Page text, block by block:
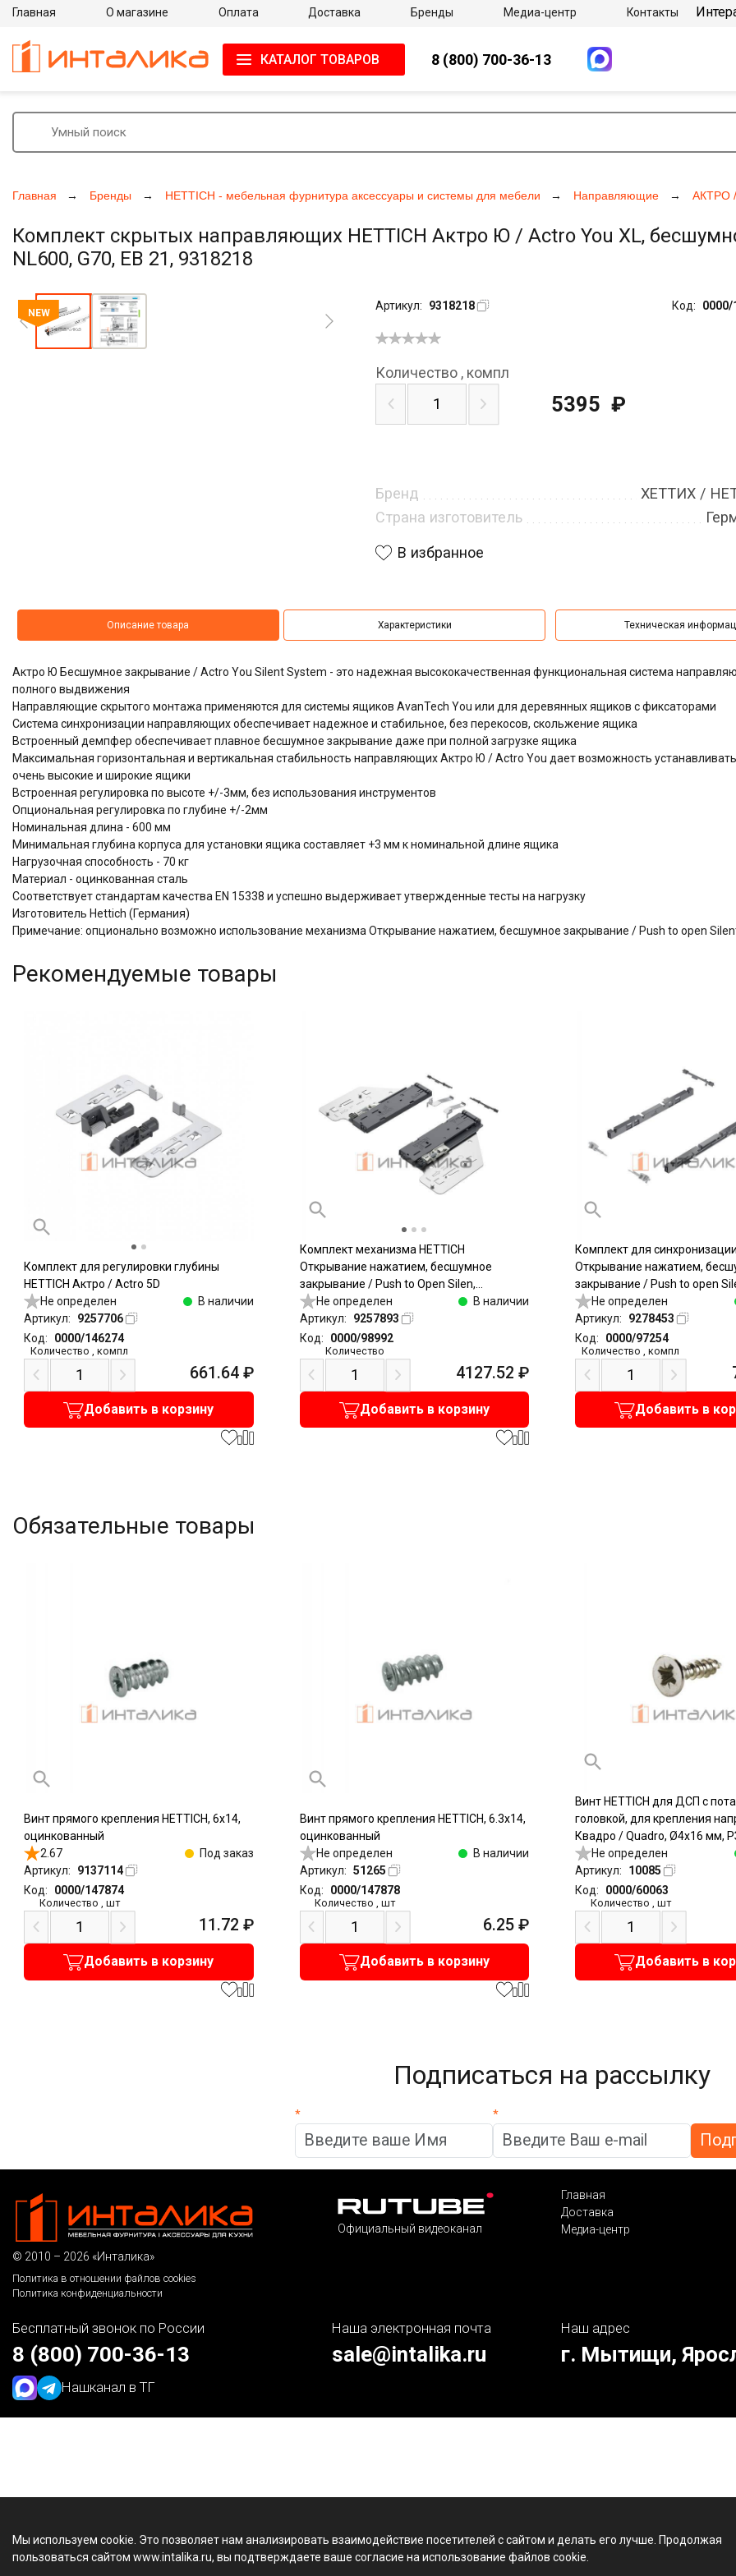
Главная Бренды HETTICH - мебельная фурнитура аксессуары и системы для мебели Направляющие АКТРО
Комплект скрытых направляющих HETTICH Актро Ю / Actro You XL,
NL600, G70, ЕВ 21, 9318218
NEW
Артикул: 9318218 Код: 0000/
Бренд
ХЕТТИХ /
Страна изготовитель
Количество , компл
5395 ₽
В избранное
Описание товара Характеристики Техническая
Актро Ю Бесшумное закрывание / Actro You Silent System - это надежная высококачественная функциональная система
полного выдвижения
Направляющие скрытого монтажа применяются для системы ящиков AvanTech You или для деревянных ящиков с фиксаторами
Система синхронизации направляющих обеспечивает надежное и стабильное, без перекосов, скольжение ящика
Встроенный демпфер обеспечивает плавное бесшумное закрывание даже при полной загрузке ящика
Максимальная горизонтальная и вертикальная стабильность направляющих Актро Ю / Actro You дает возможность
очень высокие и широкие ящики
Встроенная регулировка по высоте +/-3мм, без использования инструментов
Опциональная регулировка по глубине +/-2мм
Номинальная длина - 600 мм
Минимальная глубина корпуса для установки ящика составляет +3 мм к номинальной длине ящика
Нагрузочная способность - 70 кг
Материал - оцинкованная сталь
Соответствует стандартам качества EN 15338 и успешно выдерживает утвержденные тесты на нагрузку
Изготовитель Hettich (Германия)
Примечание: опционально возможно использование механизма Открывание нажатием, бесшумное закрывание / Push to open
Рекомендуемые товары
Комплект для регулировки глубины
HETTICH Актро / Actro 5D
Не определен
В наличии
Артикул:
9257706
Код:
0000/146274
Количество ,компл
661.64 ₽
Добавить в корзину
Комплект механизма HETTICH
Открывание нажатием, бесшумное
закрывание / Push to Open Silen,
снаряженный вес ящика 20-70, для Актро
Ю / Actro You и Актро 5D / Actro 5D
Не определен
В наличии
Артикул:
9257893
Код:
0000/98992
Количество
4127.52 ₽
Добавить в корзину
Комплект для
Открывание нажатием,
закрывание / Push to open
Актро Ю / Actro You и Актро
под мойку
Не определен
Артикул:
9278453
Код:
0000/97254
Количество ,компл
Добавить в
Обязательные товары
Винт прямого крепления HETTICH, 6х14,
оцинкованный
2.67
Под заказ
Артикул:
9137114
Код:
0000/147874
Количество шт
11.72 ₽
Добавить в корзину
Винт прямого крепления HETTICH, 6.3х14,
оцинкованный
Не определен
В наличии
Артикул: 51265
Код:
0000/147878
Количество ,шт
6.25 ₽
Добавить в корзину
Винт HETTICH для ДСП с
головкой, для крепления
Квадро / Quadro, Ø4х16 мм,
никельНе определен
Артикул:
10085
Код:
0000/60063
Количество шт
Добавить в
Главная О магазине Оплата Доставка Бренды Медиа-центр Контакты
КАТАЛОГ ТОВАРОВ 8 (800) 700-36-13
Подписаться на рассылку
* *
Мы используем cookie. Это позволяет нам анализировать взаимодействие посетителей с сайтом и делать его лучше. Продолжая
пользоваться сайтом www.intalika.ru, вы подтверждаете ваше согласие на использование файлов cookie.
© 2010 – 2026 «Инталика»
Политика в отношении файлов cookies
Политика конфиденциальности
Официальный видеоканал
Главная
Доставка
Медиа-центр
Бесплатный звонок по России
8 (800) 700-36-13
Нашканал в ТГ
Наша электронная почта
sale@intalika.ru
Наш адрес
г. Мытищи,